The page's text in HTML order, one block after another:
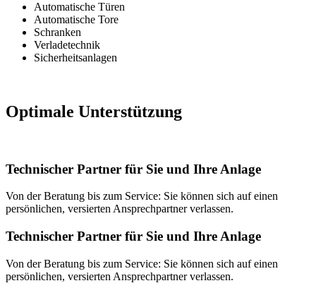
Automatische Türen
Automatische Tore
Schranken
Verladetechnik
Sicherheitsanlagen
Optimale Unterstützung
Technischer Partner für Sie und Ihre Anlage
Von der Beratung bis zum Service: Sie können sich auf einen
persönlichen, versierten Ansprechpartner verlassen.
Technischer Partner für Sie und Ihre Anlage
Von der Beratung bis zum Service: Sie können sich auf einen
persönlichen, versierten Ansprechpartner verlassen.